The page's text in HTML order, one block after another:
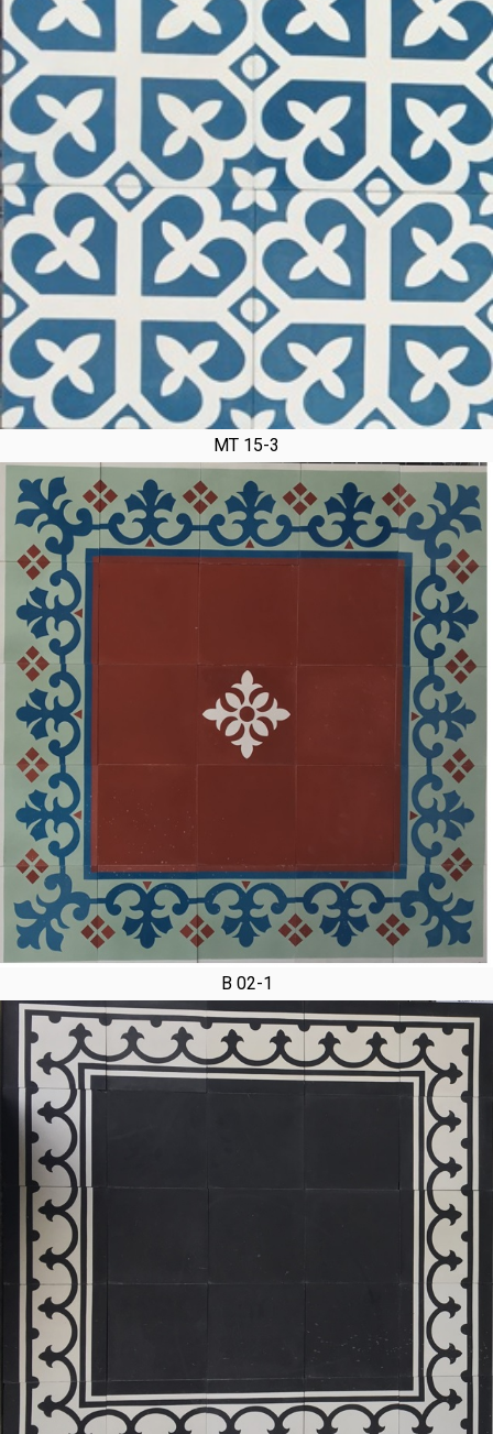
MT 15-3
B 02-1